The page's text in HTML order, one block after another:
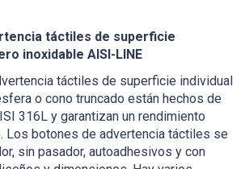
táctiles de superficie
inoxidable AISI-LINE
táctiles de superficie individual
o cono truncado están hechos de
316L y garantizan un rendimiento
Los botones de advertencia táctiles se
sin pasador, autoadhesivos y con